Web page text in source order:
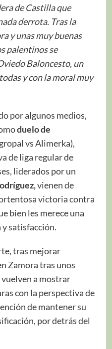
de Castilla que
derrota. Tras la
y unas muy buenas
palentinos se
Baloncesto, un
y con la moral muy
por algunos medios,
duelo de
vs Alimerka),
de liga regular de
liderados por un
vienen de
victoria contra
bien les merece una
y satisfacción.
tras mejorar
Zamora tras unos
a mostrar
con la perspectiva de
de mantener su
por detrás del